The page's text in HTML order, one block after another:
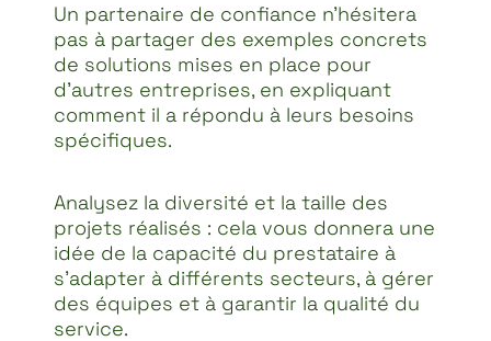
Un partenaire de confiance n’hésitera
pas à partager des exemples concrets
de solutions mises en place pour
d’autres entreprises, en expliquant
comment il a répondu à leurs besoins
spécifiques.
Analysez la diversité et la taille des
projets réalisés : cela vous donnera une
idée de la capacité du prestataire à
s’adapter à différents secteurs, à gérer
des équipes et à garantir la qualité du
service.